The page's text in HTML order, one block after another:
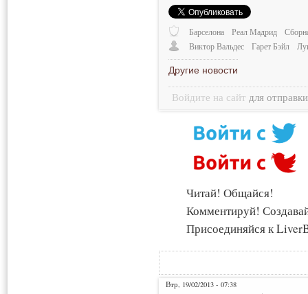
Барселона Реал Мадрид
Виктор Вальдес
Гарет Бэйл
Другие новости
Войдите на сайт для
Читай! Общайся!
Комментируй!
Присоединяйся к
Втр, 19/02/2013 - 07:38